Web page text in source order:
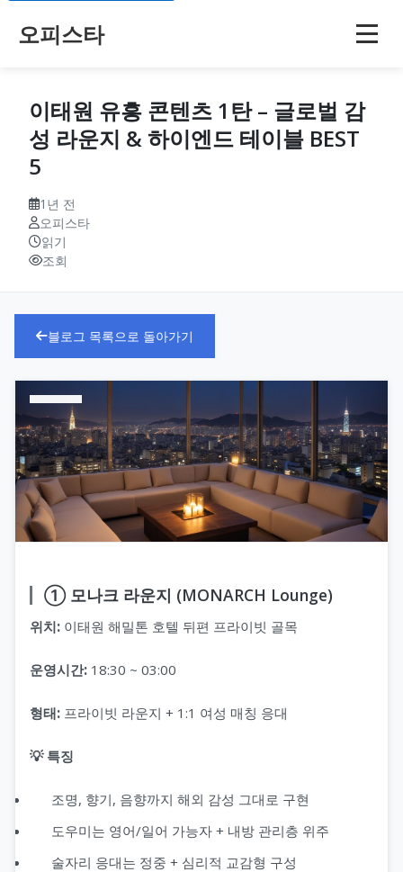
오피스타
이태원 유흥 콘텐츠 1탄 – 글로벌 감
성 라운지 & 하이엔드 테이블 BEST
5
1년 전
오피스타
읽기
조회
블로그 목록으로 돌아가기
① 모나크 라운지 (MONARCH Lounge)
위치: 이태원 해밀톤 호텔 뒤편 프라이빗 골목
운영시간: 18:30 ~ 03:00
형태: 프라이빗 라운지 + 1:1 여성 매칭 응대
💡 특징
조명, 향기, 음향까지 해외 감성 그대로 구현
도우미는 영어/일어 가능자 + 내방 관리층 위주
술자리 응대는 정중 + 심리적 교감형 구성